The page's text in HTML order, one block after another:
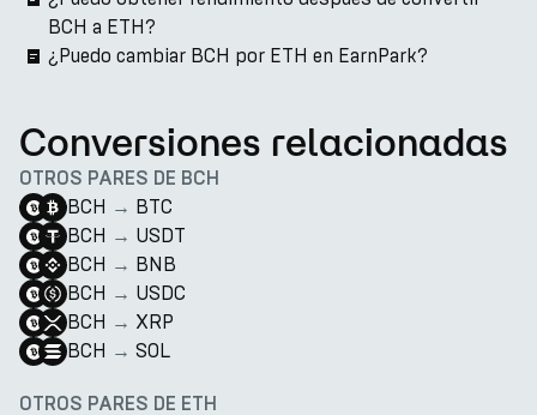
BCH a ETH?
¿Puedo cambiar BCH por ETH en EarnPark?
Conversiones relacionadas
OTROS PARES DE BCH
BCH → BTC
BCH → USDT
BCH → BNB
BCH → USDC
BCH → XRP
BCH → SOL
OTROS PARES DE ETH